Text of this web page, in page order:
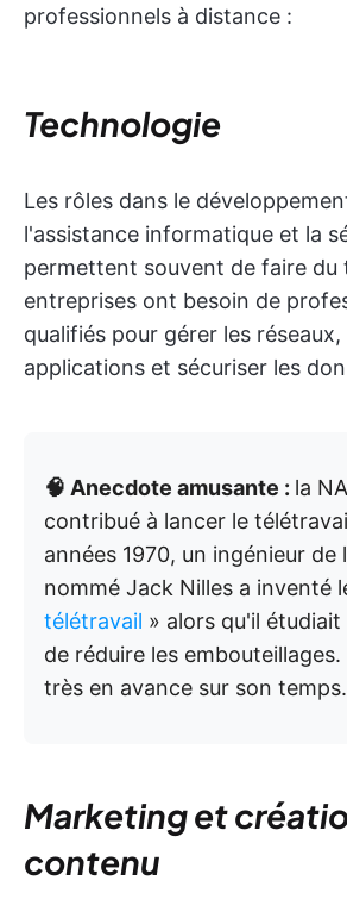
professionnels à distance :
Technologie
Les rôles dans le
l'assistance informatique et la
permettent souvent de faire du
entreprises ont besoin de
qualifiés pour gérer les
applications et sécuriser les
🧠 Anecdote amusante : la
contribué à lancer le
années 1970, un ingénieur de
nommé Jack Nilles a inventé
télétravail » alors qu'il
de réduire les
très en avance sur son temps.
Marketing et
contenu